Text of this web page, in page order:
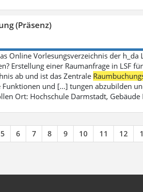
(Präsenz)
Online Vorlesungsverzeichnis der h_da
Erstellung einer Raumanfrage in LSF
ab und ist das Zentrale
und [...] tungen abzubilden
Ort: Hochschule Darmstadt,
5 6 7 8 9 10 11 12